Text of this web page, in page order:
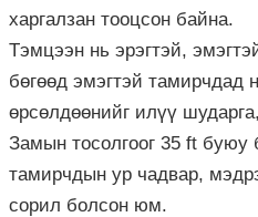
харгалзан тооцсон байна.
Тэмцээн нь эрэгтэй,
бөгөөд эмэгтэй тамирчдад
өрсөлдөөнийг илүү
Замын тосолгоог 35 ft буюу
тамирчдын ур чадвар,
сорил болсон юм.